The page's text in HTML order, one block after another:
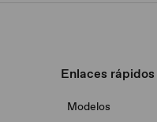
Enlaces rápidos
Modelos